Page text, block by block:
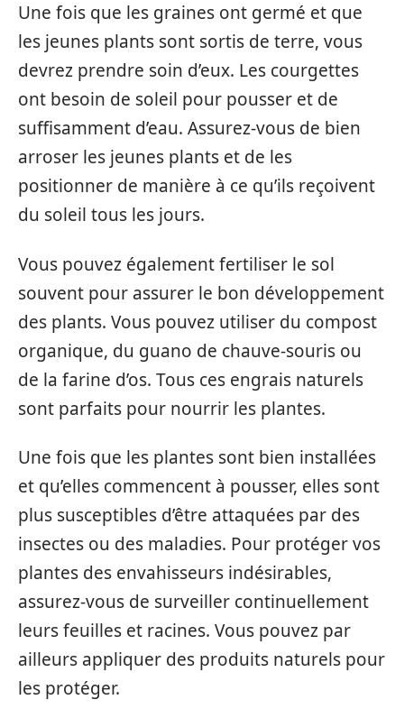
Une fois que les graines ont germé et que
les jeunes plants sont sortis de terre, vous
devrez prendre soin d’eux. Les courgettes
ont besoin de soleil pour pousser et de
suffisamment d’eau. Assurez-vous de bien
arroser les jeunes plants et de les
positionner de manière à ce qu’ils reçoivent
du soleil tous les jours.
Vous pouvez également fertiliser le sol
souvent pour assurer le bon développement
des plants. Vous pouvez utiliser du compost
organique, du guano de chauve-souris ou
de la farine d’os. Tous ces engrais naturels
sont parfaits pour nourrir les plantes.
Une fois que les plantes sont bien installées
et qu’elles commencent à pousser, elles sont
plus susceptibles d’être attaquées par des
insectes ou des maladies. Pour protéger vos
plantes des envahisseurs indésirables,
assurez-vous de surveiller continuellement
leurs feuilles et racines. Vous pouvez par
ailleurs appliquer des produits naturels pour
les protéger.